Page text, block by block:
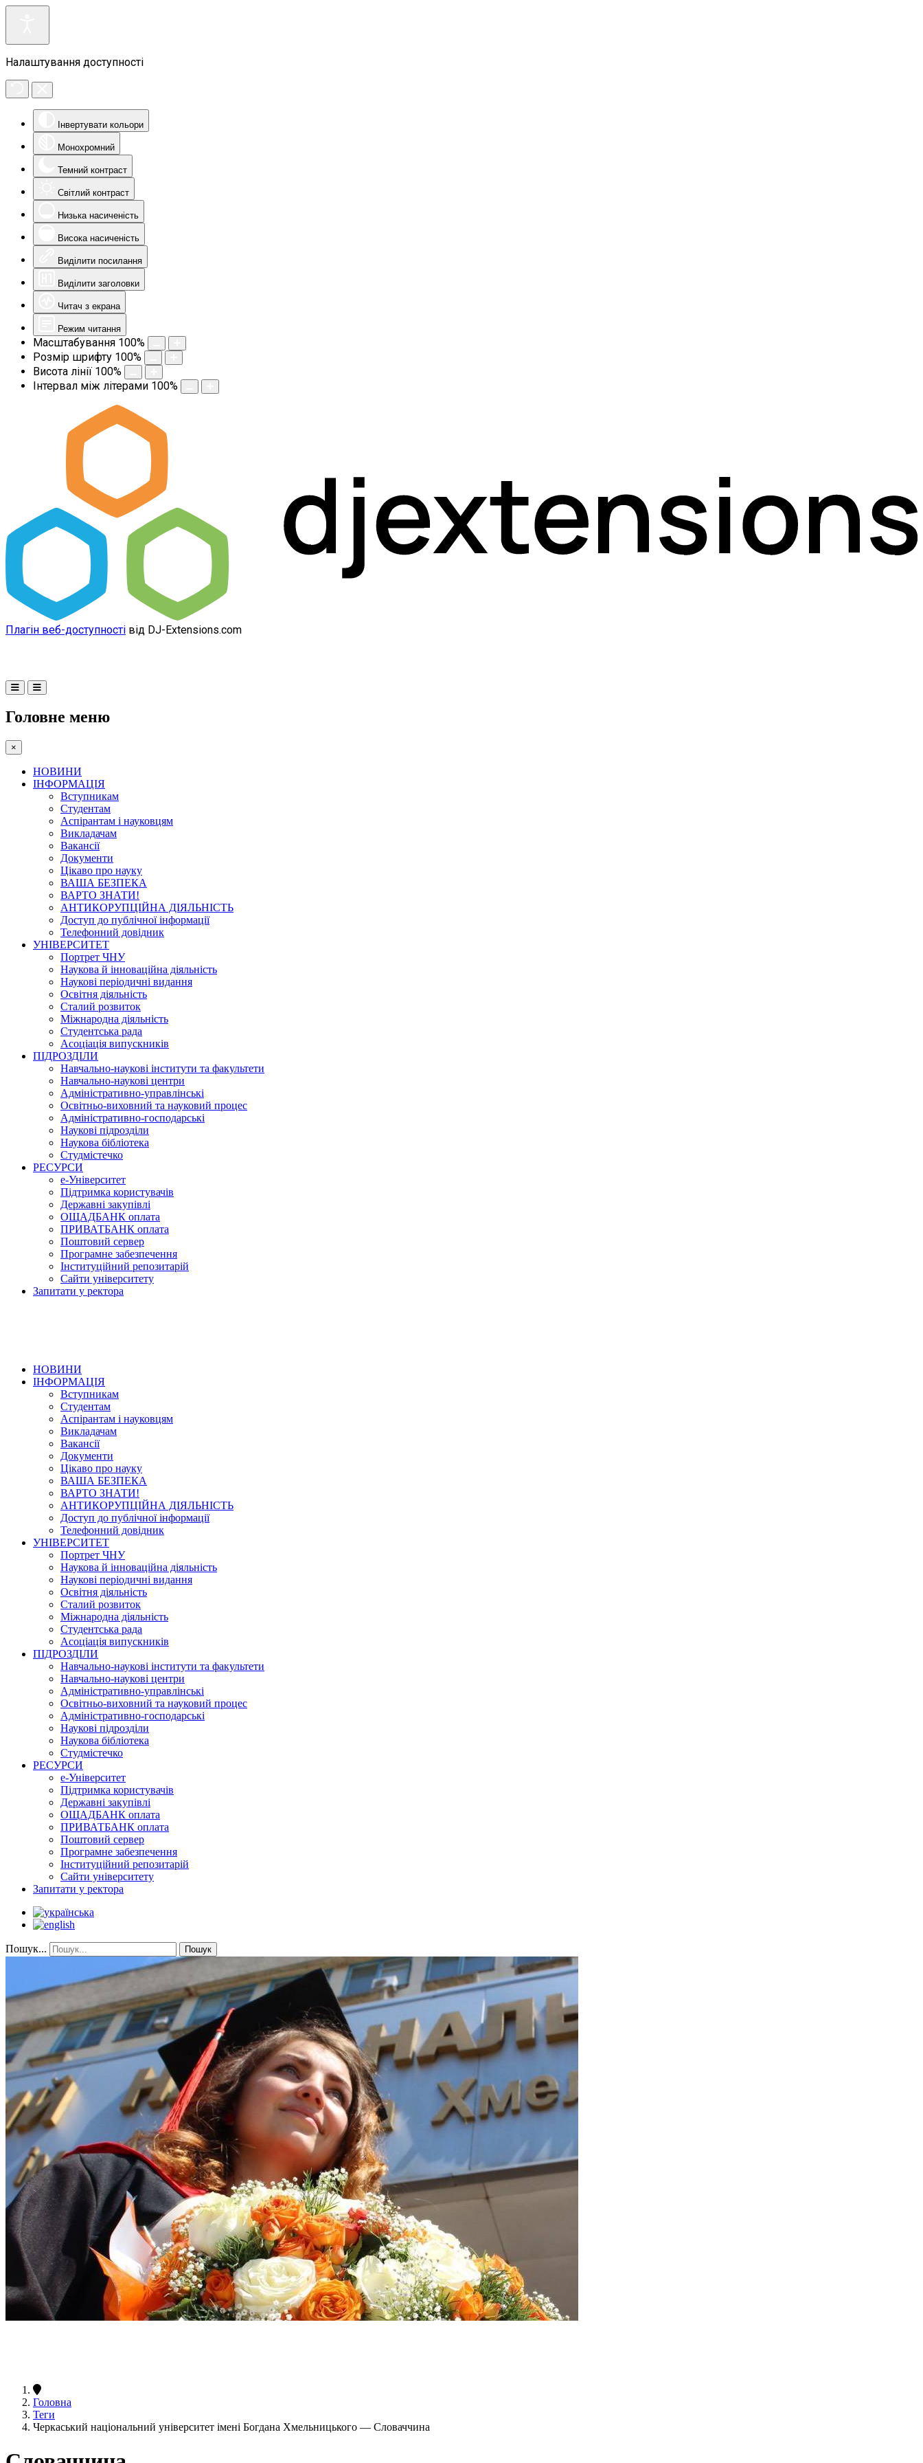
Налаштування доступності
Інвертувати кольори
Монохромний
Темний контраст
Світлий контраст
Низька насиченість
Висока насиченість
Виділити посилання
Виділити заголовки
Читач з екрана
Режим читання
Масштабування 100%
Розмір шрифту 100%
Висота лінії 100%
Інтервал між літерами 100%
Плагін веб-доступності від DJ-Extensions.com
Головне меню
×
НОВИНИ
ІНФОРМАЦІЯ
Вступникам
Студентам
Аспірантам і науковцям
Викладачам
Вакансії
Документи
Цікаво про науку
ВАША БЕЗПЕКА
ВАРТО ЗНАТИ!
АНТИКОРУПЦІЙНА ДІЯЛЬНІСТЬ
Доступ до публічної інформації
Телефонний довідник
УНІВЕРСИТЕТ
Портрет ЧНУ
Наукова й інноваційна діяльність
Наукові періодичні видання
Освітня діяльність
Сталий розвиток
Міжнародна діяльність
Студентська рада
Асоціація випускників
ПІДРОЗДІЛИ
Навчально-наукові інститути та факультети
Навчально-наукові центри
Адміністративно-управлінські
Освітньо-виховний та науковий процес
Адміністративно-господарські
Наукові підрозділи
Наукова бібліотека
Студмістечко
РЕСУРСИ
е-Університет
Підтримка користувачів
Державні закупівлі
ОЩАДБАНК оплата
ПРИВАТБАНК оплата
Поштовий сервер
Програмне забезпечення
Інституційний репозитарій
Сайти університету
Запитати у ректора
НОВИНИ
ІНФОРМАЦІЯ
Вступникам
Студентам
Аспірантам і науковцям
Викладачам
Вакансії
Документи
Цікаво про науку
ВАША БЕЗПЕКА
ВАРТО ЗНАТИ!
АНТИКОРУПЦІЙНА ДІЯЛЬНІСТЬ
Доступ до публічної інформації
Телефонний довідник
УНІВЕРСИТЕТ
Портрет ЧНУ
Наукова й інноваційна діяльність
Наукові періодичні видання
Освітня діяльність
Сталий розвиток
Міжнародна діяльність
Студентська рада
Асоціація випускників
ПІДРОЗДІЛИ
Навчально-наукові інститути та факультети
Навчально-наукові центри
Адміністративно-управлінські
Освітньо-виховний та науковий процес
Адміністративно-господарські
Наукові підрозділи
Наукова бібліотека
Студмістечко
РЕСУРСИ
е-Університет
Підтримка користувачів
Державні закупівлі
ОЩАДБАНК оплата
ПРИВАТБАНК оплата
Поштовий сервер
Програмне забезпечення
Інституційний репозитарій
Сайти університету
Запитати у ректора
Пошук... Пошук
Головна
Теги
Черкаський національний університет імені Богдана Хмельницького — Словаччина